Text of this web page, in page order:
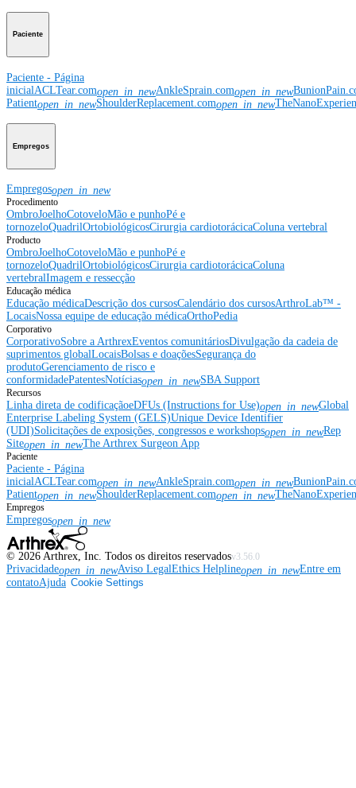
Paciente
Paciente - Página
inicialACLTear.comopen_in_newAnkleSprain.comopen_in_new
Patientopen_in_newShoulderReplacement.comopen_in_new
Empregos
Empregosopen_in_new
Procedimento
OmbroJoelhoCotoveloMão e punhoPé e
tornozeloQuadrilOrtobiológicosCirurgia cardiotorácicaColuna vertebral
Producto
OmbroJoelhoCotoveloMão e punhoPé e
tornozeloQuadrilOrtobiológicosCirurgia cardiotorácicaColuna
vertebralImagem e ressecção
Educação médica
Educação médicaDescrição dos cursosCalendário dos cursosArthroLab™ -
LocaisNossa equipe de educação médicaOrthoPedia
Corporativo
CorporativoSobre a ArthrexEventos comunitáriosDivulgação da cadeia de
suprimentos globalLocaisBolsas e doaçõesSegurança do
produtoGerenciamento de risco e
conformidadePatentesNotíciasopen_in_newSBA Support
Recursos
Linha direta de codificaçãoeDFUs (Instructions for Use)open_in_newGlobal
Enterprise Labeling System (GELS)Unique Device Identifier
(UDI)Solicitações de exposições, congressos e workshopsopen_in_newRep
Siteopen_in_newThe Arthrex Surgeon App
Paciente
Paciente - Página
inicialACLTear.comopen_in_newAnkleSprain.comopen_in_new
Patientopen_in_newShoulderReplacement.comopen_in_new
Empregos
Empregosopen_in_new
© 2026 Arthrex, Inc. Todos os direitos reservadosv3.56.0
Privacidadeopen_in_newAviso LegalEthics Helplineopen_in_newEntre em
contatoAjuda Cookie Settings